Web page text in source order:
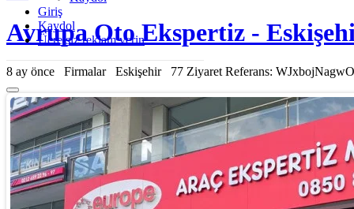
Giriş
Kaydol
Ücretsiz reklam verin
Avrupa Oto Ekspertiz -
8 ay önce Firmalar Eskişehir 77 Ziyaret Referans: WJxbojNagwO